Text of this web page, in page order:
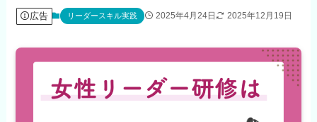
広告 リーダースキル実践 2025年4月24日 2025年12月19日